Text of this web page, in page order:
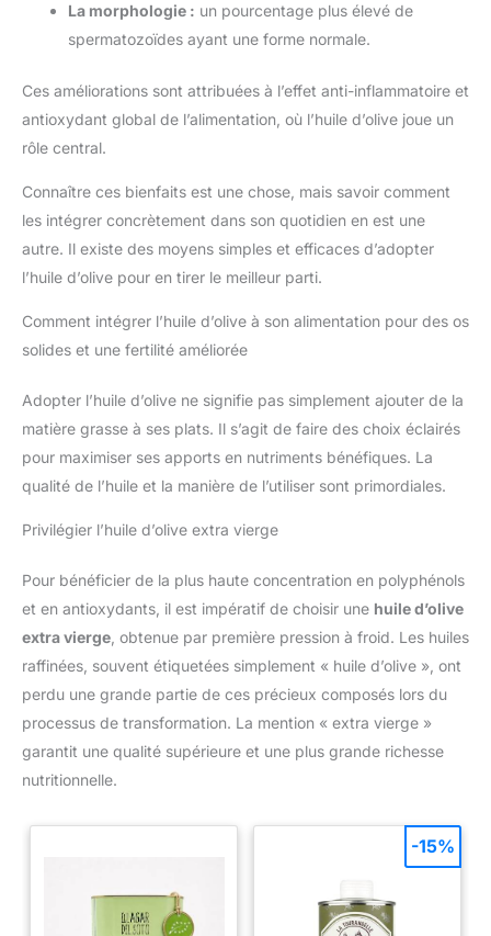
La morphologie : un pourcentage plus élevé de
spermatozoïdes ayant une forme normale.
Ces améliorations sont attribuées à l’effet anti-inflammatoire et
antioxydant global de l’alimentation, où l’huile d’olive joue un
rôle central.
Connaître ces bienfaits est une chose, mais savoir comment
les intégrer concrètement dans son quotidien en est une
autre. Il existe des moyens simples et efficaces d’adopter
l’huile d’olive pour en tirer le meilleur parti.
Comment intégrer l’huile d’olive à son alimentation pour des os
solides et une fertilité améliorée
Adopter l’huile d’olive ne signifie pas simplement ajouter de la
matière grasse à ses plats. Il s’agit de faire des choix éclairés
pour maximiser ses apports en nutriments bénéfiques. La
qualité de l’huile et la manière de l’utiliser sont primordiales.
Privilégier l’huile d’olive extra vierge
Pour bénéficier de la plus haute concentration en polyphénols
et en antioxydants, il est impératif de choisir une huile d’olive
extra vierge , obtenue par première pression à froid. Les huiles
raffinées, souvent étiquetées simplement « huile d’olive », ont
perdu une grande partie de ces précieux composés lors du
processus de transformation. La mention « extra vierge »
garantit une qualité supérieure et une plus grande richesse
nutritionnelle.
-15%